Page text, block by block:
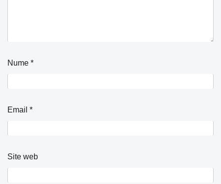
Nume *
Email *
Site web